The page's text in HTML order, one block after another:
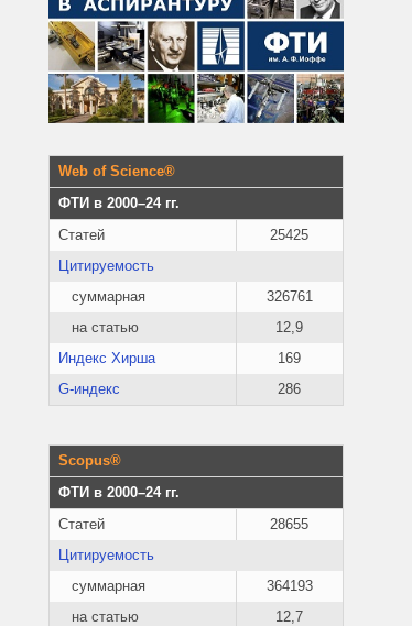
Web of Science®
ФТИ в 2000–24 гг.
Статей
25425
Цитируемость
суммарная
326761
на статью
12,9
Индекс Хирша
169
G-индекс
286
Scopus®
ФТИ в 2000–24 гг.
Статей
28655
Цитируемость
суммарная
364193
на статью
12,7